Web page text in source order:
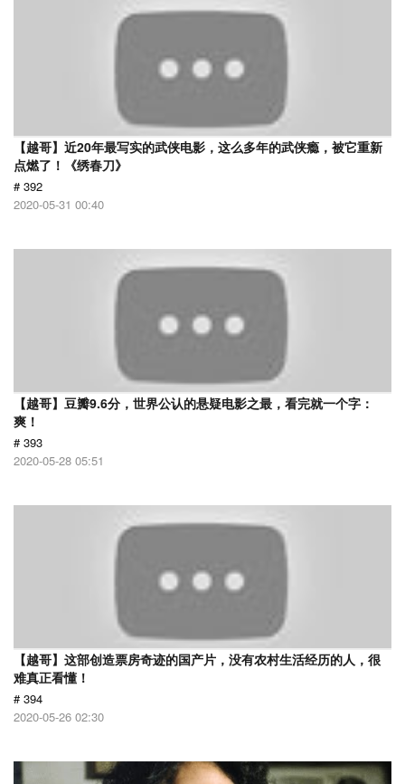
【越哥】近20年最写实的武侠电影，这么多年的武侠瘾，被它重新
点燃了！《绣春刀》
# 392
2020-05-31 00:40
【越哥】豆瓣9.6分，世界公认的悬疑电影之最，看完就一个字：
爽！
# 393
2020-05-28 05:51
【越哥】这部创造票房奇迹的国产片，没有农村生活经历的人，很
难真正看懂！
# 394
2020-05-26 02:30